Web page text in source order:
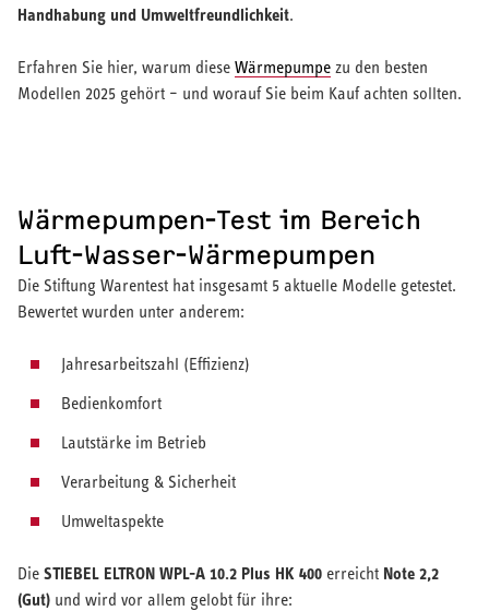
Handhabung und Umweltfreundlichkeit.
Erfahren Sie hier, warum diese Wärmepumpe zu den besten
Modellen 2025 gehört – und worauf Sie beim Kauf achten sollten.
Wärmepumpen-Test im Bereich
Luft-Wasser-Wärmepumpen
Die Stiftung Warentest hat insgesamt 5 aktuelle Modelle getestet.
Bewertet wurden unter anderem:
Jahresarbeitszahl (Effizienz)
Bedienkomfort
Lautstärke im Betrieb
Verarbeitung & Sicherheit
Umweltaspekte
Die STIEBEL ELTRON WPL-A 10.2 Plus HK 400 erreicht Note 2,2
(Gut) und wird vor allem gelobt für ihre: